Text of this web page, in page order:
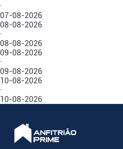
·
07-08-2026
08-08-2026
·
08-08-2026
09-08-2026
·
09-08-2026
10-08-2026
·
10-08-2026